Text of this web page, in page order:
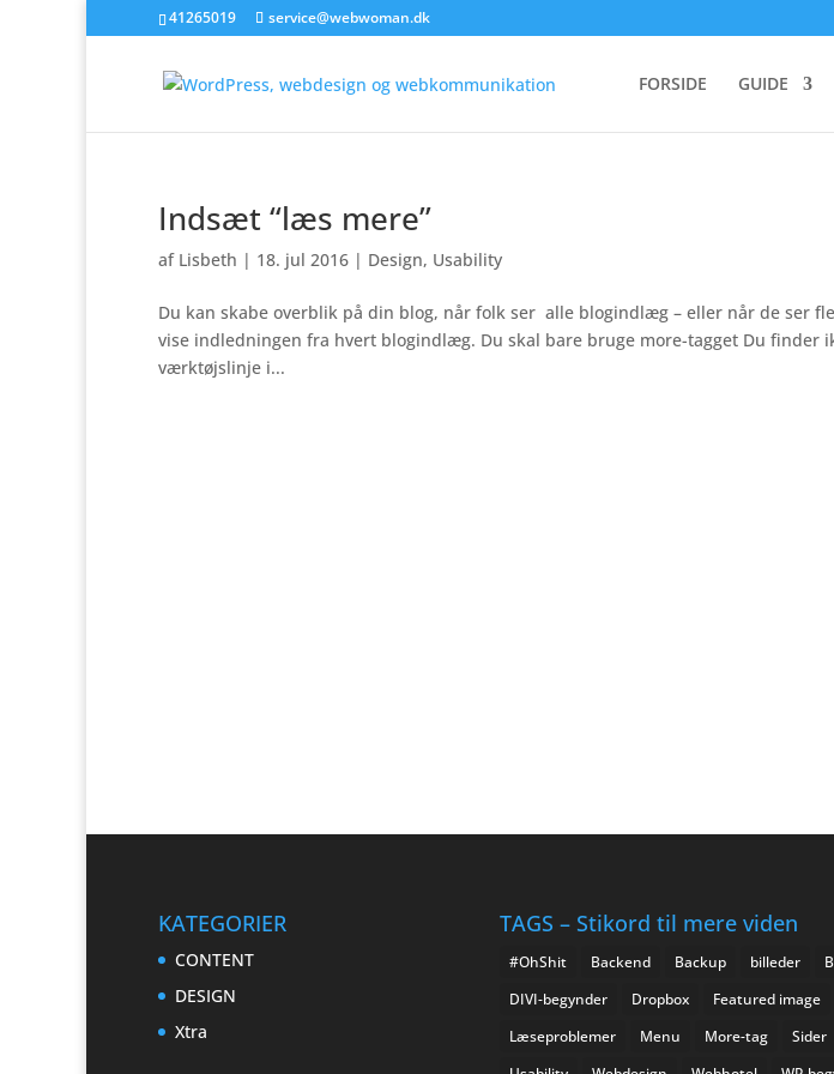
41265019 service@webwoman.dk
FORSIDE GUIDE
Indsæt “læs mere”
af Lisbeth | 18. jul 2016 | Design, Usability
Du kan skabe overblik på din blog, når folk ser alle blogindlæg – eller når de ser
vise indledningen fra hvert blogindlæg. Du skal bare bruge more-tagget Du finder
værktøjslinje i...
KATEGORIER
CONTENT
DESIGN
Xtra
TAGS – Stikord til mere viden
#OhShit Backend Backup billeder
DIVI-begynder
Dropbox Featured image
Læseproblemer
Menu More-tag Sider